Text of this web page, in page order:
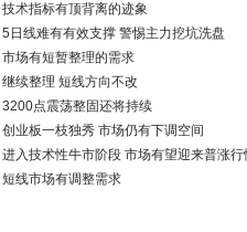
技术指标有顶背离的迹象
5日线难有有效支撑 警惕主力挖坑洗盘
市场有短暂整理的需求
继续整理 短线方向不改
3200点震荡整固还将持续
创业板一枝独秀 市场仍有下调空间
进入技术性牛市阶段 市场有望迎来普涨行
短线市场有调整需求